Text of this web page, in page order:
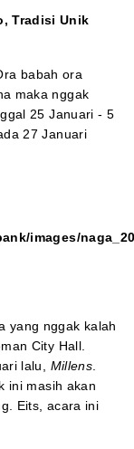
Tradisi Unik
babah ora
maka nggak
25 Januari - 5
27 Januari
yang nggak kalah
City Hall.
lalu, Millens.
ini masih akan
Eits, acara ini